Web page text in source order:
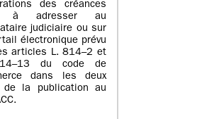
des créances
à adresser au
judiciaire ou sur
électronique prévu
articles L. 814–2 et
du code de
dans les deux
de la publication au